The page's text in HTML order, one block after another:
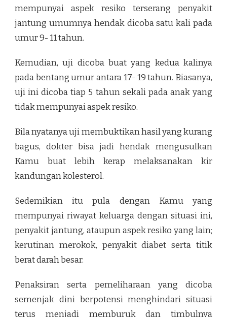
mempunyai aspek resiko terserang penyakit
jantung umumnya hendak dicoba satu kali pada
umur 9- 11 tahun.
Kemudian, uji dicoba buat yang kedua kalinya
pada bentang umur antara 17- 19 tahun. Biasanya,
uji ini dicoba tiap 5 tahun sekali pada anak yang
tidak mempunyai aspek resiko.
Bila nyatanya uji membuktikan hasil yang kurang
bagus, dokter bisa jadi hendak mengusulkan
Kamu buat lebih kerap melaksanakan kir
kandungan kolesterol.
Sedemikian itu pula dengan Kamu yang
mempunyai riwayat keluarga dengan situasi ini,
penyakit jantung, ataupun aspek resiko yang lain;
kerutinan merokok, penyakit diabet serta titik
berat darah besar.
Penaksiran serta pemeliharaan yang dicoba
semenjak dini berpotensi menghindari situasi
terus menjadi memburuk dan timbulnya